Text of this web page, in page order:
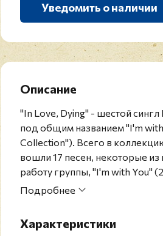
Уведомить о наличии
Описание
"In Love, Dying" - шестой
под общим названием "I'm with
Collection"). Всего в
вошли 17 песен, некоторые
работу группы, "I'm with You"
Red Hot Chili Peppers - рок-
самых коммерчески успешных
Подробнее
Характеристики